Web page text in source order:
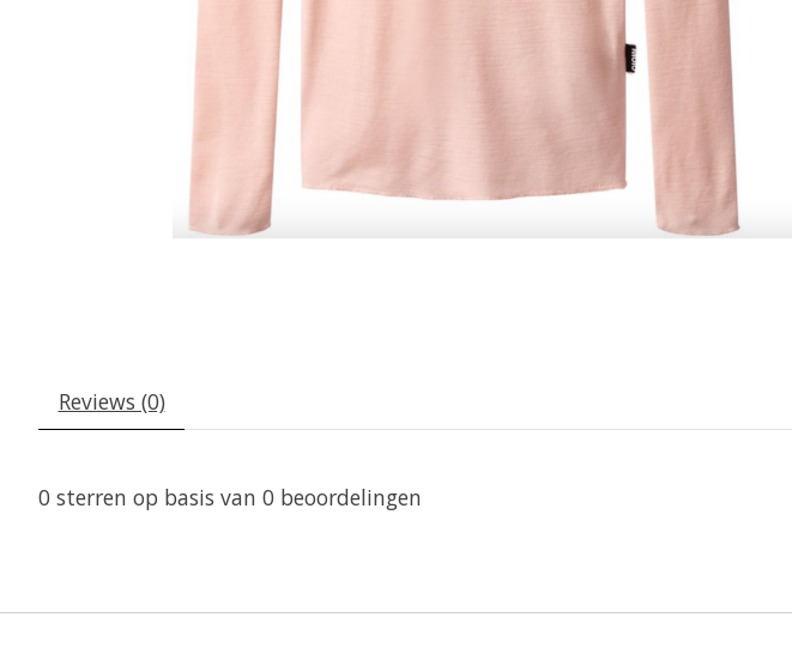
Reviews (0)
0 sterren op basis van 0 beoordelingen